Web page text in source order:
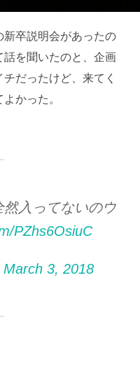
卒説明会があったの
話を聞いたのと、企画
だったけど、来てく
かった。
入ってないのウ
PZhs6OsiuC
March 3, 2018